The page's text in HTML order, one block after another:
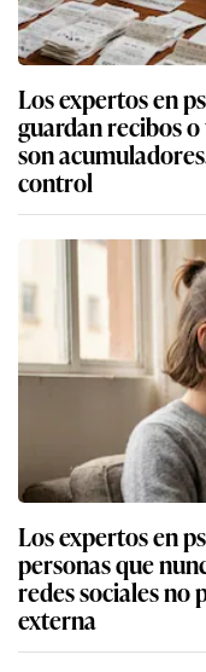
Los expertos en
guardan recibos
son
control
Los expertos en
personas que
redes sociales no
externa